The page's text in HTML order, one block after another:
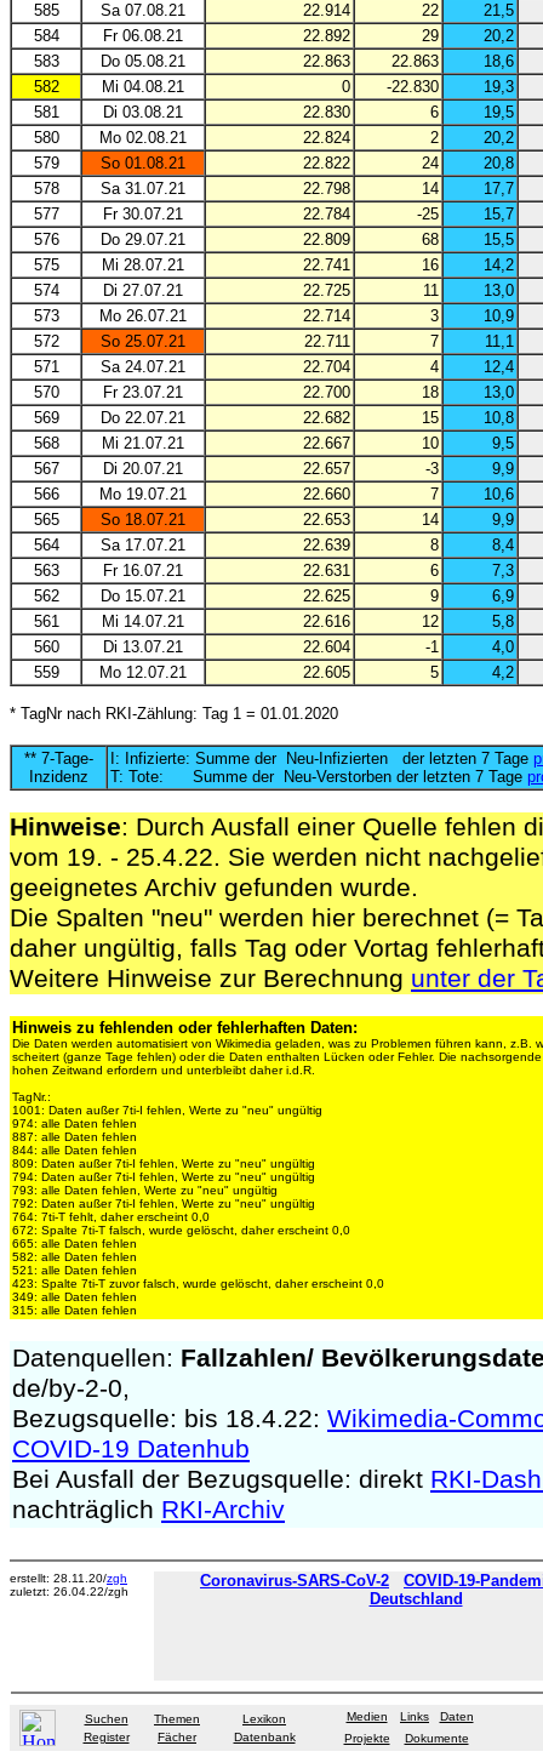
585
Sa 07.08.21 22.914 22
21,5
584
Fr 06.08.21 22.892 29
20,2
583
Do 05.08.21 22.863 22.863
18,6
582
Mi 04.08.21 0 -22.830
19,3
581
Di 03.08.21 22.830 6
19,5
580
Mo 02.08.21 22.824 2
20,2
579
So 01.08.21 22.822 24
20,8
578
Sa 31.07.21 22.798 14
17,7
577
Fr 30.07.21 22.784 -25
15,7
576
Do 29.07.21 22.809 68
15,5
575
Mi 28.07.21 22.741 16
14,2
574
Di 27.07.21 22.725 11
13,0
573
Mo 26.07.21 22.714 3
10,9
572
So 25.07.21 22.711 7
11,1
571
Sa 24.07.21 22.704 4
12,4
570
Fr 23.07.21 22.700 18
13,0
569
Do 22.07.21 22.682 15
10,8
568
Mi 21.07.21 22.667 10
9,5
567
Di 20.07.21 22.657 -3
9,9
566
Mo 19.07.21 22.660 7
10,6
565
So 18.07.21 22.653 14
9,9
564
Sa 17.07.21 22.639 8
8,4
563
Fr 16.07.21 22.631 6
7,3
562
Do 15.07.21 22.625 9
6,9
561
Mi 14.07.21 22.616 12
5,8
560
Di 13.07.21 22.604 -1
4,0
559
Mo 12.07.21 22.605 5 4,2
* TagNr nach RKI-Zählung: Tag 1 = 01.01.2020
** 7-Tage-
Inzidenz
I: Infizierte: Summe der Neu-Infizierten der letzten 7 Tage
T: Tote: Summe der Neu-Verstorben der letzten 7 Tage
Hinweise: Durch Ausfall einer Quelle fehlen
vom 19. - 25.4.22. Sie werden nicht
geeignetes Archiv gefunden wurde.
Die Spalten "neu" werden hier berechnet (=
daher ungültig, falls Tag oder Vortag
Weitere Hinweise zur Berechnung unter der
Hinweis zu fehlenden oder fehlerhaften Daten:
Die Daten werden automatisiert von Wikimedia geladen, was zu Problemen führen kann, z.B.
scheitert (ganze Tage fehlen) oder die Daten enthalten Lücken oder Fehler. Die
hohen Zeitwand erfordern und unterbleibt daher i.d.R.
TagNr.:
1001: Daten außer 7ti-I fehlen, Werte zu "neu" ungültig
974: alle Daten fehlen
887: alle Daten fehlen
844: alle Daten fehlen
809: Daten außer 7ti-I fehlen, Werte zu "neu" ungültig
794: Daten außer 7ti-I fehlen, Werte zu "neu" ungültig
793: alle Daten fehlen, Werte zu "neu" ungültig
792: Daten außer 7ti-I fehlen, Werte zu "neu" ungültig
764: 7ti-T fehlt, daher erscheint 0,0
672: Spalte 7ti-T falsch, wurde gelöscht, daher erscheint 0,0
665: alle Daten fehlen
582: alle Daten fehlen
521: alle Daten fehlen
423: Spalte 7ti-T zuvor falsch, wurde gelöscht, daher erscheint 0,0
349: alle Daten fehlen
315: alle Daten fehlen
Datenquellen: Fallzahlen/
de/by-2-0,
Bezugsquelle: bis 18.4.22: Wikimedia-
COVID-19 Datenhub
Bei Ausfall der Bezugsquelle: direkt RKI-
nachträglich RKI-Archiv
erstellt: 28.11.20/zgh
zuletzt: 26.04.22/zgh
Coronavirus-SARS-CoV-2
COVID-19-
Deutschland
Suchen Themen
Lexikon
Register
Fächer Datenbank
Medien Links
Daten
Projekte
Dokumente